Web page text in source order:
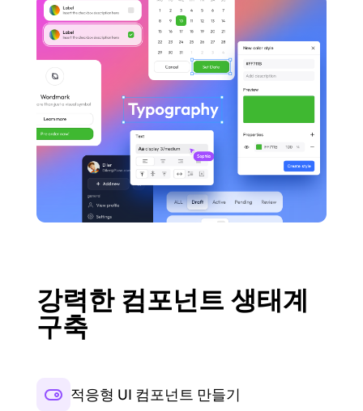
강력한 컴포넌트 생태계
구축
적응형 UI 컴포넌트 만들기